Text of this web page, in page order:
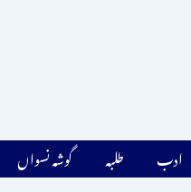
ادب طلبہ گوشہ نسواں